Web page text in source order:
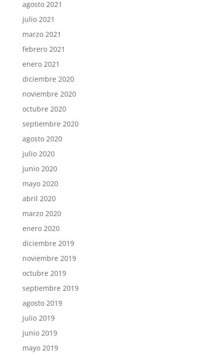
agosto 2021
julio 2021
marzo 2021
febrero 2021
enero 2021
diciembre 2020
noviembre 2020
octubre 2020
septiembre 2020
agosto 2020
julio 2020
junio 2020
mayo 2020
abril 2020
marzo 2020
enero 2020
diciembre 2019
noviembre 2019
octubre 2019
septiembre 2019
agosto 2019
julio 2019
junio 2019
mayo 2019